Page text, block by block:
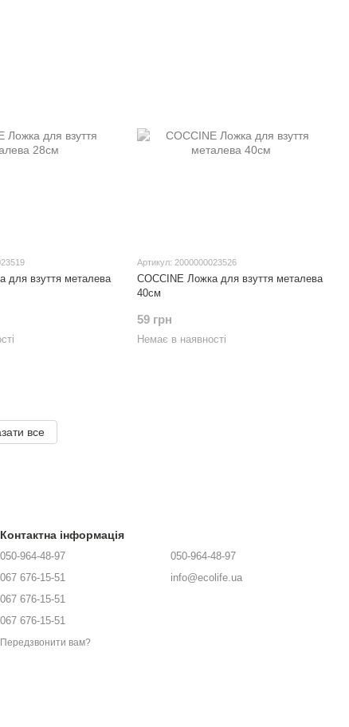
для взуття металева
Артикул: 2000000023526
COCCINE Ложка для взуття металева
40см
59 грн
Немає в наявності
все
Контактна інформація
050-964-48-97
067 676-15-51
067 676-15-51
067 676-15-51
Передзвонити вам?
050-964-48-97
info@ecolife.ua